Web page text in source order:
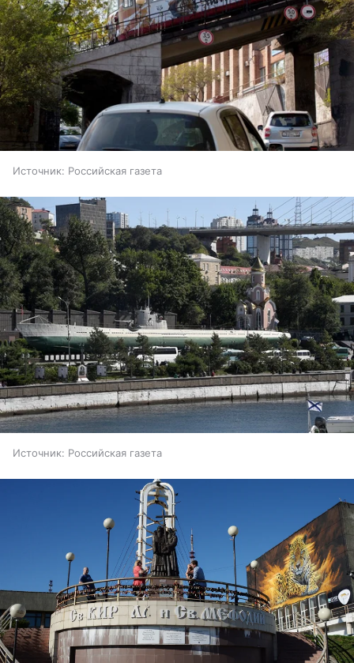
Источник: Российская газета
Источник: Российская газета